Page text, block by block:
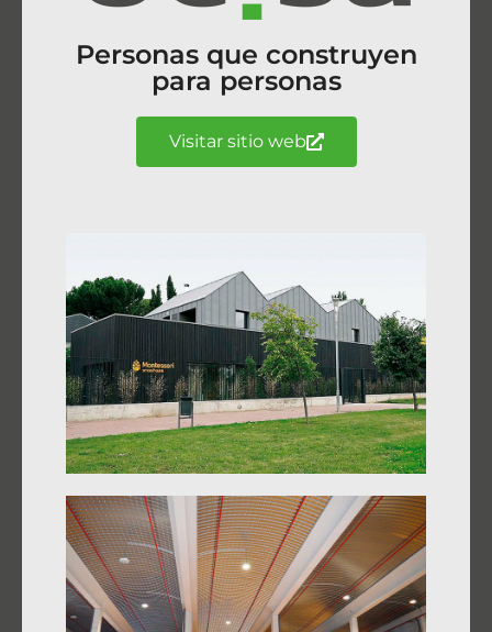
Personas que construyen
para personas
Visitar sitio web